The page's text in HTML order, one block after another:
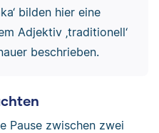
bilden hier eine
Adjektiv ‚traditionell‘
beschrieben.
Pause zwischen zwei